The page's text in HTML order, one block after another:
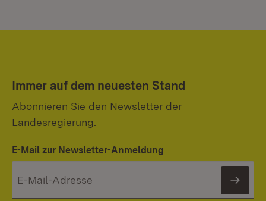
Immer auf dem neuesten Stand
Abonnieren Sie den Newsletter der
Landesregierung.
E-Mail zur Newsletter-Anmeldung